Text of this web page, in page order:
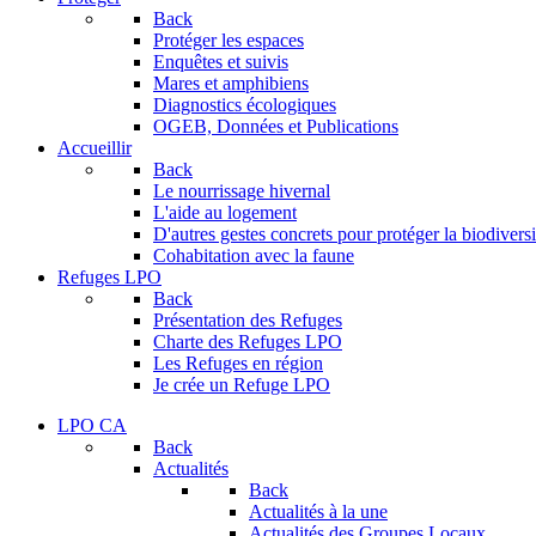
Back
Protéger les espaces
Enquêtes et suivis
Mares et amphibiens
Diagnostics écologiques
OGEB, Données et Publications
Accueillir
Back
Le nourrissage hivernal
L'aide au logement
D'autres gestes concrets pour protéger la
Cohabitation avec la faune
Refuges LPO
Back
Présentation des Refuges
Charte des Refuges LPO
Les Refuges en région
Je crée un Refuge LPO
LPO CA
Back
Actualités
Back
Actualités à la une